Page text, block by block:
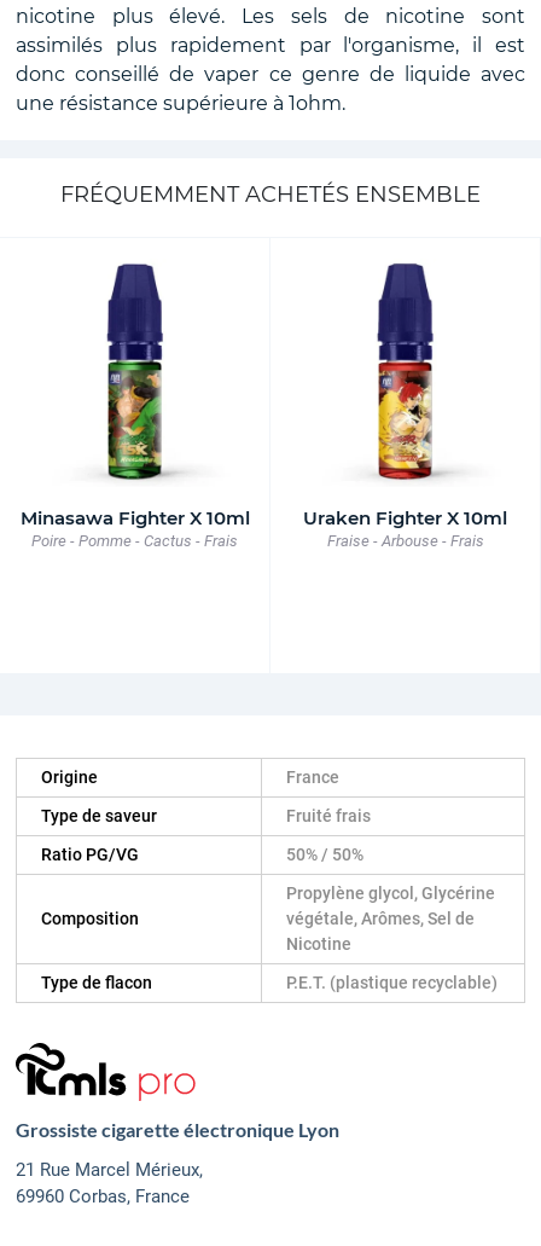
nicotine plus élevé. Les sels de nicotine sont
assimilés plus rapidement par l'organisme, il est
donc conseillé de vaper ce genre de liquide avec
une résistance supérieure à 1ohm.
FRÉQUEMMENT ACHETÉS ENSEMBLE
Minasawa Fighter X 10ml
Poire - Pomme - Cactus - Frais
Uraken Fighter X 10ml
Fraise - Arbouse - Frais
Origine
France
Type de saveur
Fruité frais
Ratio PG/VG
50% / 50%
Composition
Propylène glycol, Glycérine
végétale, Arômes, Sel de
Nicotine
Type de flacon
P.E.T. (plastique recyclable)
Grossiste cigarette électronique Lyon
21 Rue Marcel Mérieux,
69960 Corbas, France